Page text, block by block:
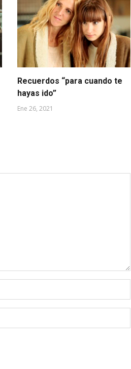
Recuerdos “para cuando te
hayas ido”
Ene 26, 2021